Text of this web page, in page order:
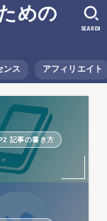
めの
ンス アフィリエイト
SEARCH
記事の書き方